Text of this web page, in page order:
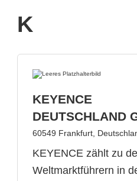
K
KEYENCE
DEUTSCHLAND
60549 Frankfurt,
KEYENCE zählt zu
Weltmarktführern in